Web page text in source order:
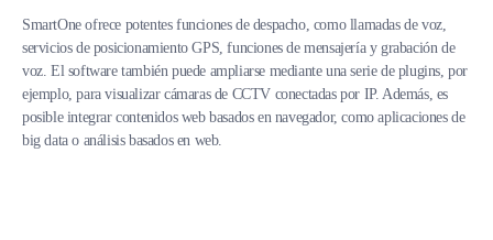
SmartOne ofrece potentes funciones de despacho, como llamadas de voz,
servicios de posicionamiento GPS, funciones de mensajería y grabación de
voz. El software también puede ampliarse mediante una serie de plugins, por
ejemplo, para visualizar cámaras de CCTV conectadas por IP. Además, es
posible integrar contenidos web basados en navegador, como aplicaciones de
big data o análisis basados en web.